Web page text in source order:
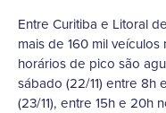
Entre Curitiba e Litoral
mais de 160 mil
horários de pico são
sábado (22/11) entre 8h
(23/11), entre 15h e 20h